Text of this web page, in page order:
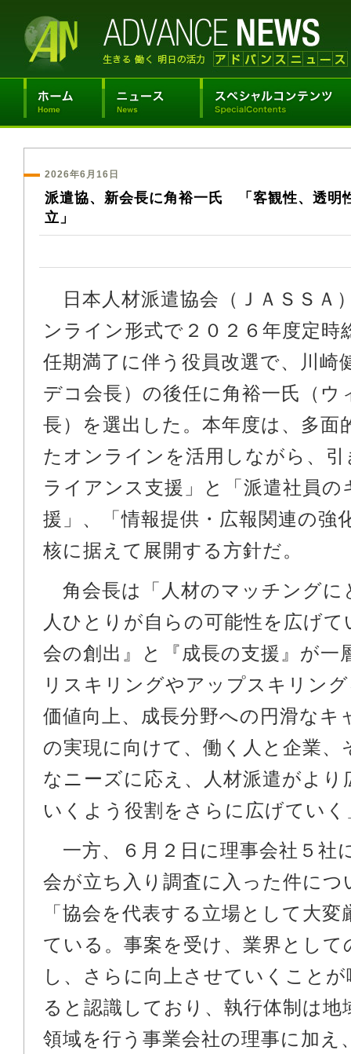
2026年6月16日
派遣協、新会長に角裕一氏 「客観性、透明
立」
日本人材派遣協会（ＪＡＳＳＡ
ンライン形式で２０２６年度定時
任期満了に伴う役員改選で、川崎
デコ会長）の後任に角裕一氏（ウ
長）を選出した。本年度は、多面
たオンラインを活用しながら、
ライアンス支援」と「派遣社員の
援」、「情報提供・広報関連の強
核に据えて展開する方針だ。
角会長は「人材のマッチングに
人ひとりが自らの可能性を広げ
会の創出』と『成長の支援』が一
リスキリングやアップスキリン
価値向上、成長分野への円滑なキ
の実現に向けて、働く人と企業、
なニーズに応え、人材派遣がより
いくよう役割をさらに広げてい
一方、６月２日に理事会社５社
会が立ち入り調査に入った件につ
「協会を代表する立場として大
ている。事案を受け、業界として
し、さらに向上させていくこと
ると認識しており、執行体制は地
領域を行う事業会社の理事に加え